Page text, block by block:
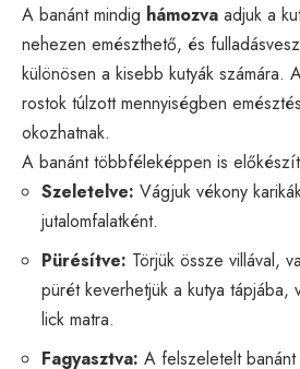
A banánt mindig hámozva adjuk a
nehezen emészthető, és
különösen a kisebb kutyák számára.
rostok túlzott mennyiségben
okozhatnak.
A banánt többféleképpen is
Szeletelve: Vágjuk vékony
jutalomfalatként.
Pürésítve: Törjük össze villával,
pürét keverhetjük a kutya tápjába,
lick matra.
Fagyasztva: A felszeletelt